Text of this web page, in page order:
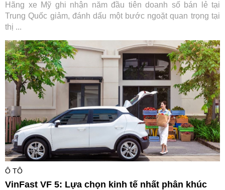
Hãng xe Mỹ ghi nhận năm đầu tiên doanh số bán lẻ tại
Trung Quốc giảm, đánh dấu một bước ngoặt quan trọng tại
thị ...
Ô TÔ
VinFast VF 5: Lựa chọn kinh tế nhất phân khúc